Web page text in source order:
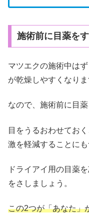
施術前に目薬を
マツエクの施術中は
が乾燥しやすくなりま
なので、施術前に目
目をうるおわせてお
激を軽減することにも
ドライアイ用の目薬
をさしましょう。
この2つが「あなた」